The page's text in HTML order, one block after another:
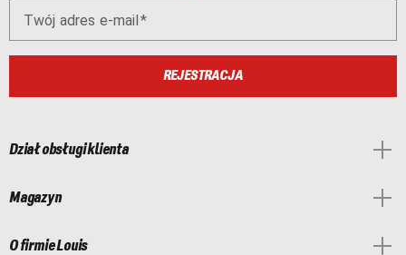
Twój adres e-mail
REJESTRACJA
Dział obsługi klienta
Magazyn
O firmie Louis